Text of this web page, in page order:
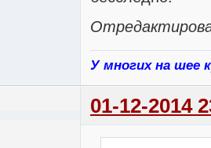
У многих на шее
01-12-2014